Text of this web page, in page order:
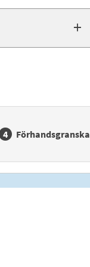
Förhandsgranska